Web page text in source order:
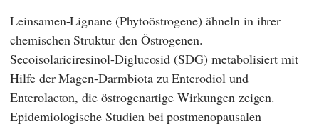
Leinsamen-Lignane (Phytoöstrogene) ähneln in ihrer
chemischen Struktur den Östrogenen.
Secoisolariciresinol-Diglucosid (SDG) metabolisiert mit
Hilfe der Magen-Darmbiota zu Enterodiol und
Enterolacton, die östrogenartige Wirkungen zeigen.
Epidemiologische Studien bei postmenopausalen